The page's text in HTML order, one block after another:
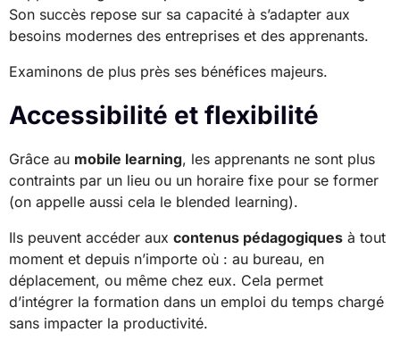
Son succès repose sur sa capacité à s’adapter aux
besoins modernes des entreprises et des apprenants.
Examinons de plus près ses bénéfices majeurs.
Accessibilité et flexibilité
Grâce au mobile learning, les apprenants ne sont plus
contraints par un lieu ou un horaire fixe pour se former
(on appelle aussi cela le blended learning).
Ils peuvent accéder aux contenus pédagogiques à tout
moment et depuis n’importe où : au bureau, en
déplacement, ou même chez eux. Cela permet
d’intégrer la formation dans un emploi du temps chargé
sans impacter la productivité.